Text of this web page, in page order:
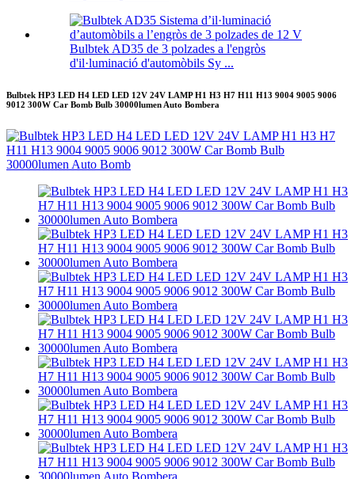
Bulbtek AD35 de 3 polzades a l'engròs
d'il·luminació d'automòbils Sy ...
Bulbtek HP3 LED H4 LED LED 12V 24V LAMP H1 H3 H7 H11 H13 9004 9005 9006
9012 300W Car Bomb Bulb 30000lumen Auto Bombera